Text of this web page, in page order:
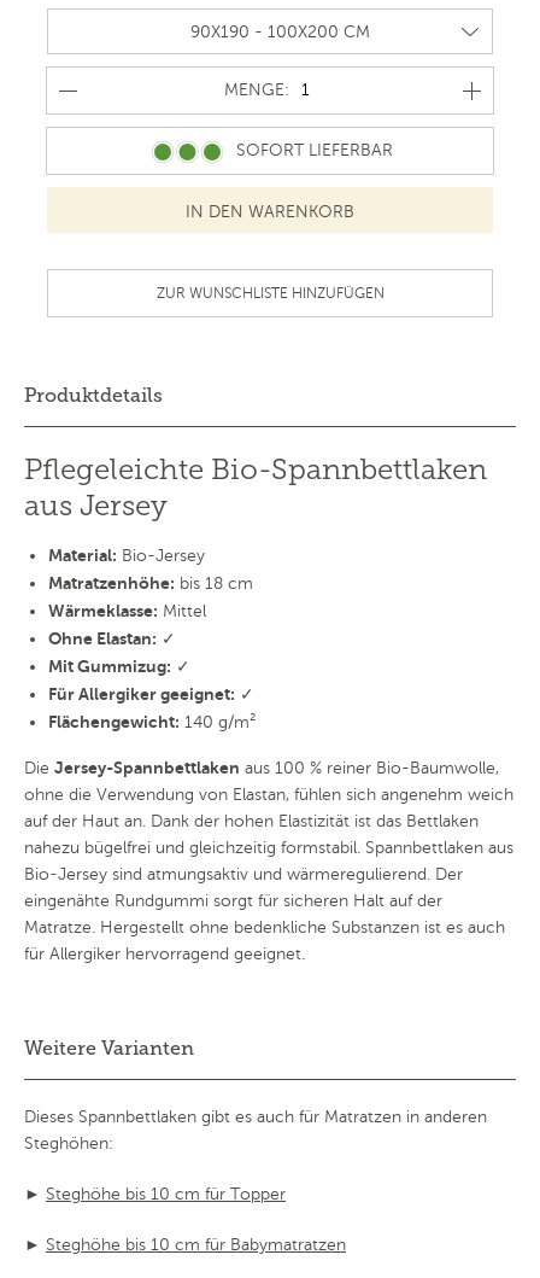
MENGE: MENGE
SOFORT LIEFERBAR
ZUR WUNSCHLISTE HINZUFÜGEN
Produktdetails
Pflegeleichte Bio-Spannbettlaken
aus Jersey
Material: Bio-Jersey
Matratzenhöhe: bis 18 cm
Wärmeklasse: Mittel
Ohne Elastan: ✓
Mit Gummizug: ✓
Für Allergiker geeignet: ✓
Flächengewicht: 140 g/m²
Die Jersey-Spannbettlaken aus 100 % reiner Bio-Baumwolle,
ohne die Verwendung von Elastan, fühlen sich angenehm weich
auf der Haut an. Dank der hohen Elastizität ist das Bettlaken
nahezu bügelfrei und gleichzeitig formstabil. Spannbettlaken aus
Bio-Jersey sind atmungsaktiv und wärmeregulierend. Der
eingenähte Rundgummi sorgt für sicheren Halt auf der
Matratze. Hergestellt ohne bedenkliche Substanzen ist es auch
für Allergiker hervorragend geeignet.
Weitere Varianten
Dieses Spannbettlaken gibt es auch für Matratzen in anderen
Steghöhen:
► Steghöhe bis 10 cm für Topper
► Steghöhe bis 10 cm für Babymatratzen